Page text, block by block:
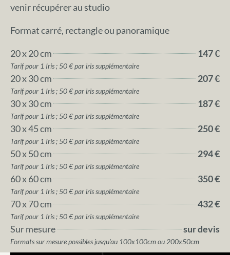
venir récupérer au studio
Format carré, rectangle ou panoramique
20 x 20 cm 147 €
Tarif pour 1 Iris ; 50 € par iris supplémentaire
20 x 30 cm 207 €
Tarif pour 1 Iris ; 50 € par iris supplémentaire
30 x 30 cm 187 €
Tarif pour 1 Iris ; 50 € par iris supplémentaire
30 x 45 cm 250 €
Tarif pour 1 Iris ; 50 € par iris supplémentaire
50 x 50 cm 294 €
Tarif pour 1 Iris ; 50 € par iris supplémentaire
60 x 60 cm 350 €
Tarif pour 1 Iris ; 50 € par iris supplémentaire
70 x 70 cm 432 €
Tarif pour 1 Iris ; 50 € par iris supplémentaire
Sur mesure sur devis
Formats sur mesure possibles jusqu'au 100x100cm ou 200x50cm